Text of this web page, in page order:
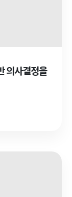
의사결정을